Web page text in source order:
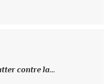
contre la...